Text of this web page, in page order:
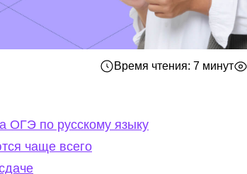
Время чтения: 7 минут
ОГЭ по русскому языку
чаще всего